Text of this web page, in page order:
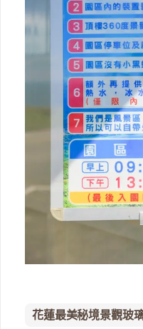
花蓮最美秘境景觀玻